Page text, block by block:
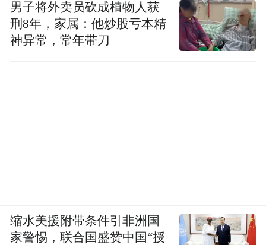
男子将外卖员砍成植物人获
刑8年，家属：他炒股亏本精
神异常，常年带刀
缩水美援附带条件引非洲国
家警惕，联合国盛赞中国“授